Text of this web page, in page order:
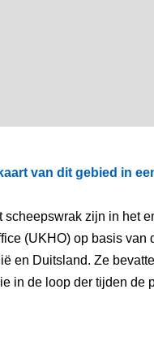
van dit gebied in
scheepswrak zijn in het
(UKHO) op basis
en Duitsland. Ze
in de loop der tijden de